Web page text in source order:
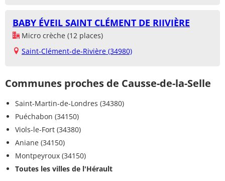
BABY ÉVEIL SAINT CLÉMENT DE RIIVIÈRE
Micro crèche (12 places)
Saint-Clément-de-Rivière (34980)
Communes proches de Causse-de-la-Selle
Saint-Martin-de-Londres (34380)
Puéchabon (34150)
Viols-le-Fort (34380)
Aniane (34150)
Montpeyroux (34150)
Toutes les villes de l'Hérault